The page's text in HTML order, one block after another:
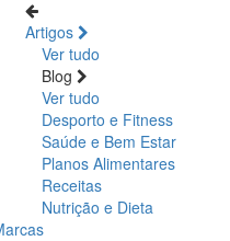
Artigos
Ver tudo
Blog
Ver tudo
Desporto e Fitness
Saúde e Bem Estar
Planos Alimentares
Receitas
Nutrição e Dieta